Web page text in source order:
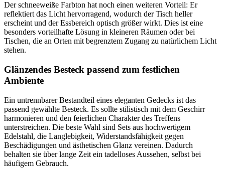
Der schneeweiße Farbton hat noch einen weiteren Vorteil: Er
reflektiert das Licht hervorragend, wodurch der Tisch heller
erscheint und der Essbereich optisch größer wirkt. Dies ist eine
besonders vorteilhafte Lösung in kleineren Räumen oder bei
Tischen, die an Orten mit begrenztem Zugang zu natürlichem Licht
stehen.
Glänzendes Besteck passend zum festlichen
Ambiente
Ein untrennbarer Bestandteil eines eleganten Gedecks ist das
passend gewählte Besteck. Es sollte stilistisch mit dem Geschirr
harmonieren und den feierlichen Charakter des Treffens
unterstreichen. Die beste Wahl sind Sets aus hochwertigem
Edelstahl, die Langlebigkeit, Widerstandsfähigkeit gegen
Beschädigungen und ästhetischen Glanz vereinen. Dadurch
behalten sie über lange Zeit ein tadelloses Aussehen, selbst bei
häufigem Gebrauch.